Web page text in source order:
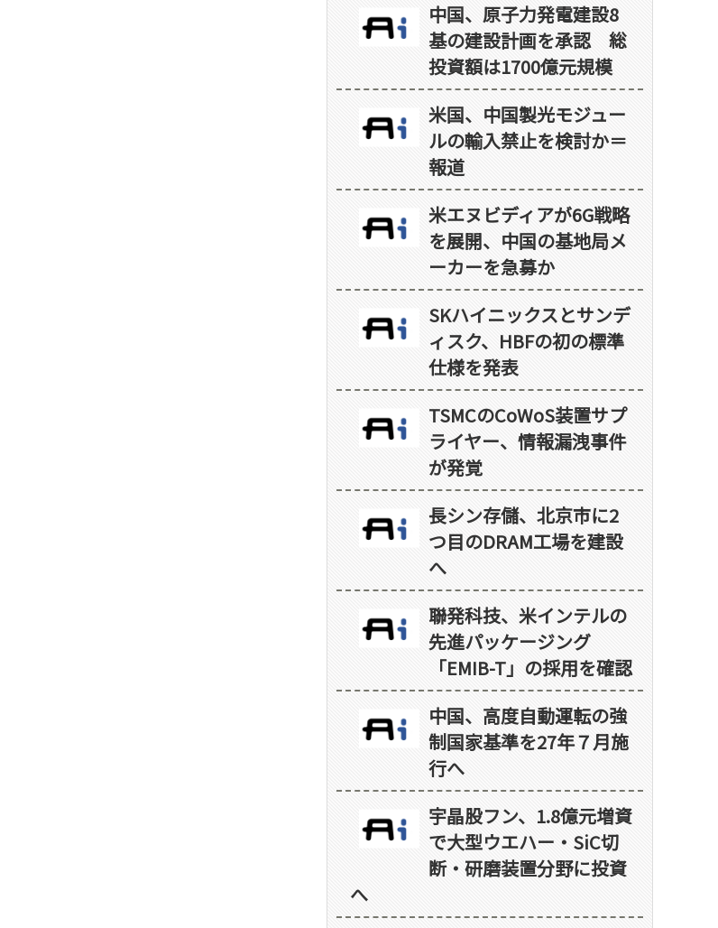
中国、原子力発電建設8
基の建設計画を承認 総
投資額は1700億元規模
米国、中国製光モジュー
ルの輸入禁止を検討か＝
報道
米エヌビディアが6G戦略
を展開、中国の基地局メ
ーカーを急募か
SKハイニックスとサンデ
ィスク、HBFの初の標準
仕様を発表
TSMCのCoWoS装置サプ
ライヤー、情報漏洩事件
が発覚
長シン存儲、北京市に2
つ目のDRAM工場を建設
へ
聯発科技、米インテルの
先進パッケージング
「EMIB-T」の採用を確認
中国、高度自動運転の強
制国家基準を27年７月施
行へ
宇晶股フン、1.8億元増資
で大型ウエハー・SiC切
断・研磨装置分野に投資
へ